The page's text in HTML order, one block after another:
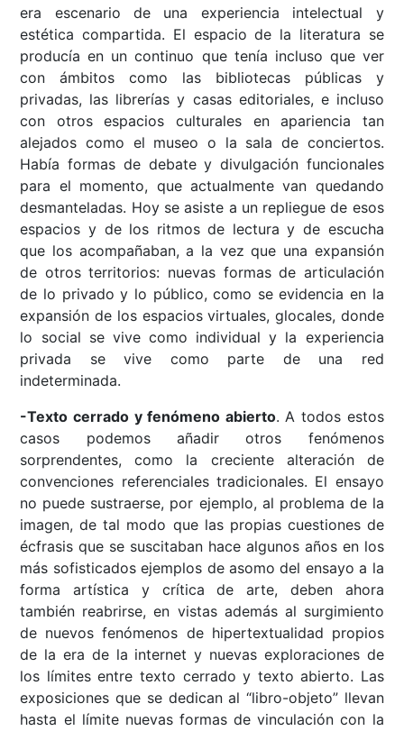
era escenario de una experiencia intelectual y
estética compartida. El espacio de la literatura se
producía en un continuo que tenía incluso que ver
con ámbitos como las bibliotecas públicas y
privadas, las librerías y casas editoriales, e incluso
con otros espacios culturales en apariencia tan
alejados como el museo o la sala de conciertos.
Había formas de debate y divulgación funcionales
para el momento, que actualmente van quedando
desmanteladas. Hoy se asiste a un repliegue de esos
espacios y de los ritmos de lectura y de escucha
que los acompañaban, a la vez que una expansión
de otros territorios: nuevas formas de articulación
de lo privado y lo público, como se evidencia en la
expansión de los espacios virtuales, glocales, donde
lo social se vive como individual y la experiencia
privada se vive como parte de una red
indeterminada.
-Texto cerrado y fenómeno abierto. A todos estos
casos podemos añadir otros fenómenos
sorprendentes, como la creciente alteración de
convenciones referenciales tradicionales. El ensayo
no puede sustraerse, por ejemplo, al problema de la
imagen, de tal modo que las propias cuestiones de
écfrasis que se suscitaban hace algunos años en los
más sofisticados ejemplos de asomo del ensayo a la
forma artística y crítica de arte, deben ahora
también reabrirse, en vistas además al surgimiento
de nuevos fenómenos de hipertextualidad propios
de la era de la internet y nuevas exploraciones de
los límites entre texto cerrado y texto abierto. Las
exposiciones que se dedican al “libro-objeto” llevan
hasta el límite nuevas formas de vinculación con la